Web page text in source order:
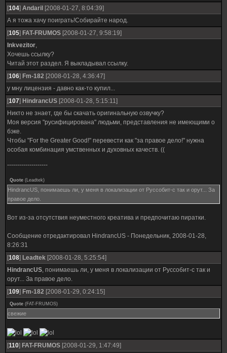
[104] Andaril [2008-01-27, 8:04:39]
А я тожа хачу поиграть!Собирайте народ.
[105] FAT-FRUMOS [2008-01-27, 9:58:19]
Inkvezitor,
Хочешь ссылку?
Читай этот раздел. Я выкладывал ссылку.
[106] Fm-182 [2008-01-28, 4:36:47]
у мну лицензия - давно как-то купил...
[107] HindrancUS [2008-01-28, 5:15:11]
Никто не знает, где бы скачать оригинальную озвучку?
Моя версия "русифицирована" людьми, представления не имеющими о
бэке.
Чтобы "For the Greater Good!" перевести как "за правое дело!" нужна
особая комбинация умственных и духовных качеств. ((
--------------------
Quote (Leadtek)
HindrancUS, понимаешь ли, у меня в локализации от Руссобит-с так и орут... За
правое дело.
Вот из-за отсутствия неуместного креатива и предпочитаю пиратки.
Сообщение отредактировал HindrancUS - Понедельник, 2008-01-28,
8:26:31
[108] Leadtek [2008-01-28, 5:25:54]
HindrancUS, понимаешь ли, у меня в локализации от Руссобит-с так и
орут... За правое дело.
[109] Fm-182 [2008-01-29, 0:24:15]
Quote (FAT-FRUMOS)
свежие
[110] FAT-FRUMOS [2008-01-29, 1:47:49]